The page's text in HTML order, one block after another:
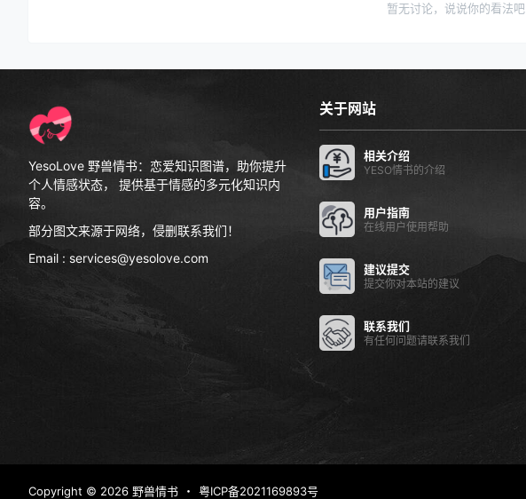
暂无讨论，说说你的看法吧
YesoLove 野兽情书：恋爱知识图谱，助你提升
个人情感状态， 提供基于情感的多元化知识内
容。
部分图文来源于网络，侵删联系我们！
Email : services@yesolove.com
关于网站
相关介绍
YESO情书的介绍
用户指南
在线用户使用帮助
建议提交
提交你对本站的建议
联系我们
有任何问题请联系我们
Copyright © 2026 野兽情书 ・ 粤ICP备2021169893号